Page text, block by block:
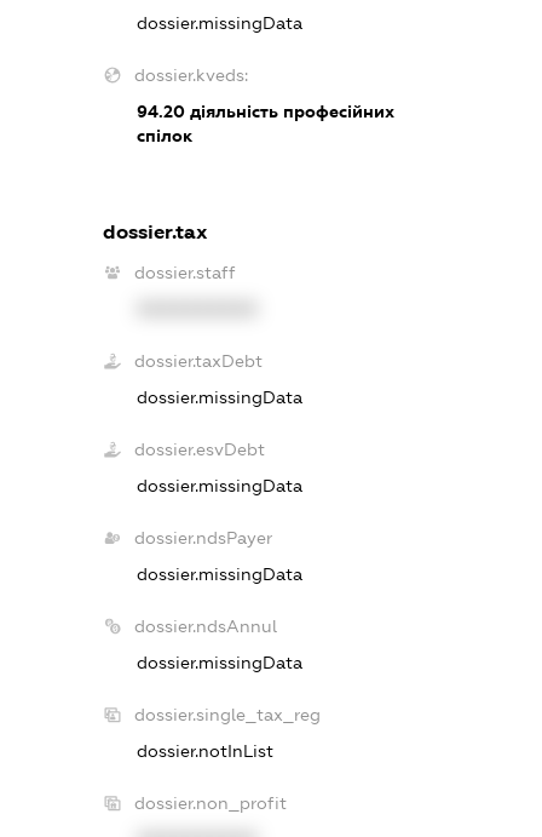
dossier.missingData
dossier.kveds:
94.20діяльність професійних
спілок
dossier.tax
dossier.staff
dossier.taxDebt
dossier.missingData
dossier.esvDebt
dossier.missingData
dossier.ndsPayer
dossier.missingData
dossier.ndsAnnul
dossier.missingData
dossier.single_tax_reg
dossier.notInList
dossier.non_profit